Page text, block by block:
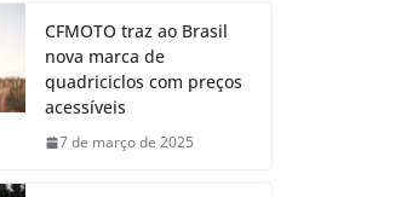
CFMOTO traz ao Brasil
nova marca de
quadriciclos com preços
acessíveis
7 de março de 2025